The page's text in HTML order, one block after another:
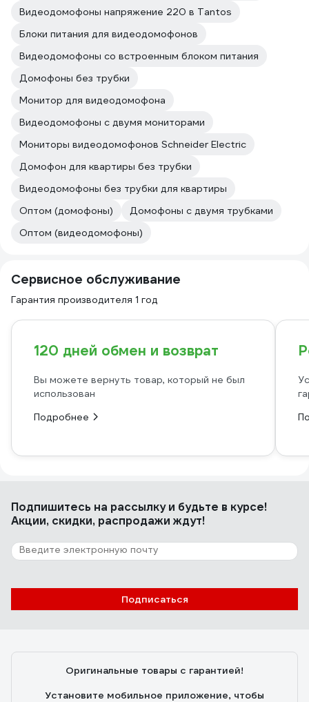
Видеодомофоны напряжение 220 в Tantos
Блоки питания для видеодомофонов
Видеодомофоны со встроенным блоком питания
Домофоны без трубки
Монитор для видеодомофона
Видеодомофоны с двумя мониторами
Мониторы видеодомофонов Schneider Electric
Домофон для квартиры без трубки
Видеодомофоны без трубки для квартиры
Оптом (домофоны)
Домофоны с двумя трубками
Оптом (видеодомофоны)
Сервисное обслуживание
Гарантия производителя 1 год
120 дней обмен и возврат
Вы можете вернуть товар, который не был
использован
Подробнее
Подпишитесь на рассылкуи будьте в курсе!
Акции, скидки, распродажи ждут!
Подписаться
Оригинальные товары с гарантией!
Установите мобильное приложение, чтобы